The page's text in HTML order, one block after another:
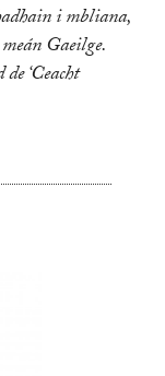
i mbliana,
Gaeilge.
‘Ceacht